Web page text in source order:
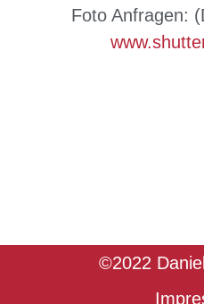
Foto Anfragen:
©2022